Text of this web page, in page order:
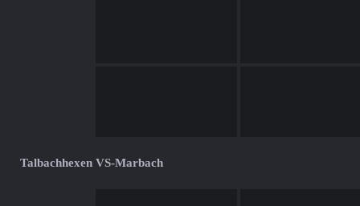
Talbachhexen VS-Marbach